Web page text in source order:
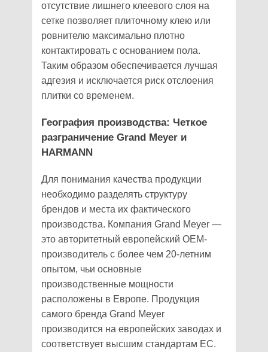
отсутствие лишнего клеевого слоя на
сетке позволяет плиточному клею или
ровнителю максимально плотно
контактировать с основанием пола.
Таким образом обеспечивается лучшая
адгезия и исключается риск отслоения
плитки со временем.
География производства: Четкое
разграничение Grand Meyer и
HARMANN
Для понимания качества продукции
необходимо разделять структуру
брендов и места их фактического
производства. Компания Grand Meyer —
это авторитетный европейский ОЕМ-
производитель с более чем 20-летним
опытом, чьи основные
производственные мощности
расположены в Европе. Продукция
самого бренда Grand Meyer
производится на европейских заводах и
соответствует высшим стандартам ЕС.